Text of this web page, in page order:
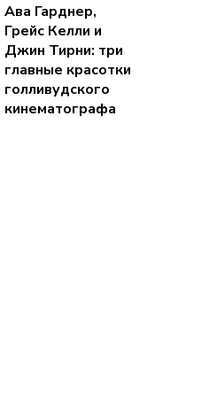
Ава Гарднер,
Грейс Келли и
Джин Тирни: три
главные красотки
голливудского
кинематографа